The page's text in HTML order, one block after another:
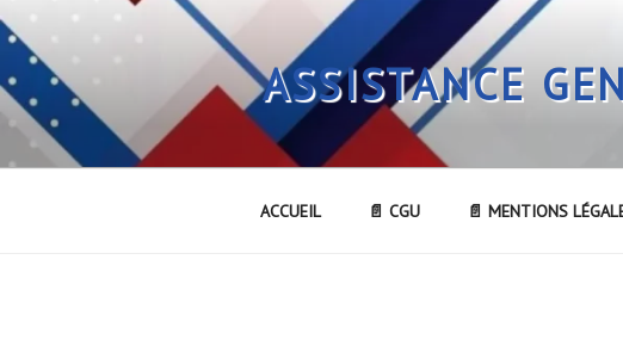
Aller
au
contenu
principal
ASSISTANCE
ACCUEIL 📄 CGU 📄 MENTIONS